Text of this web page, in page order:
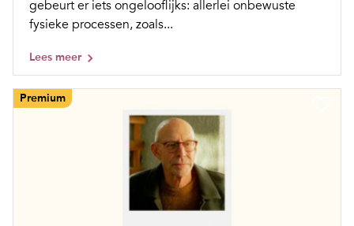
gebeurt er iets ongelooflijks: allerlei onbewuste
fysieke processen, zoals...
Lees meer
Premium